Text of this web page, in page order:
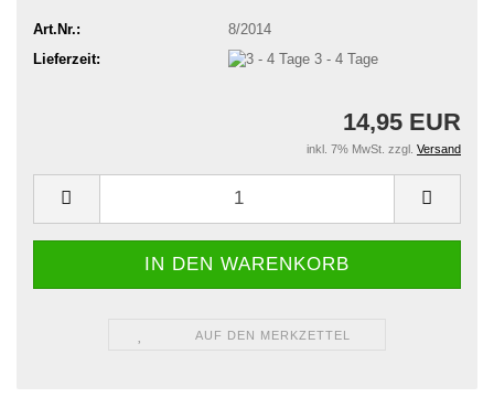
Art.Nr.:
8/2014
Lieferzeit:
3 - 4 Tage
14,95 EUR
inkl. 7% MwSt. zzgl. Versand
AUF DEN MERKZETTEL